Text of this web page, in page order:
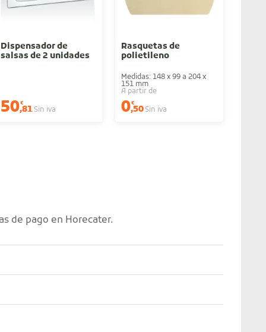
Dispensador de
salsas de 2 unidades
50€
,81Sin iva
Rasquetas de
polietileno
Medidas: 148 x 99 a 204 x
151 mm
A partir de
0€
,50Sin iva
de pago en Horecater.